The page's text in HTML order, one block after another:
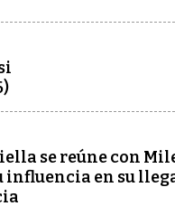
se reúne con
influencia en su